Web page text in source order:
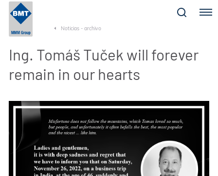
Menu
Noticias - archivo
Ing. Tomáš Tuček will forever
remain in our hearts